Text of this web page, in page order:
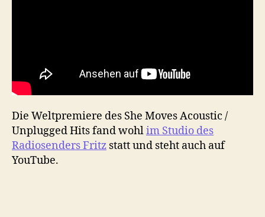
Die Weltpremiere des She Moves Acoustic /
Unplugged Hits fand wohlim Studio des
Radiosenders Fritz statt und steht auch auf
YouTube.